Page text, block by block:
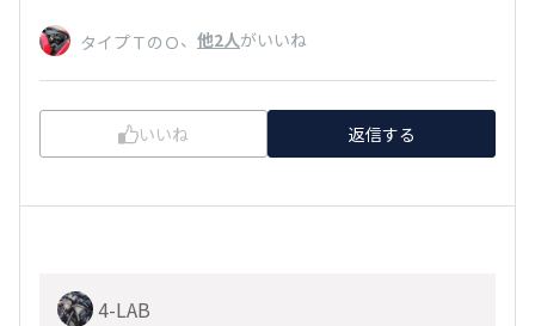
タイプＴのＯ、 他2人がいいね
いいね 返信する
4-LAB